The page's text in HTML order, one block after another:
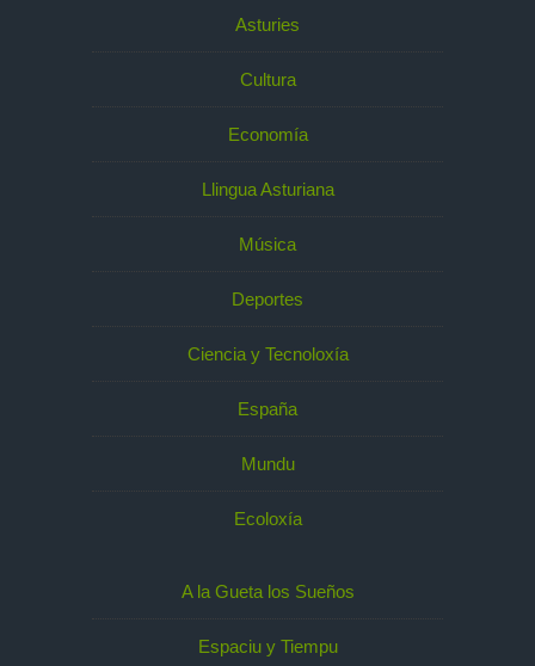
Asturies
Cultura
Economía
Llingua Asturiana
Música
Deportes
Ciencia y Tecnoloxía
España
Mundu
Ecoloxía
A la Gueta los Sueños
Espaciu y Tiempu